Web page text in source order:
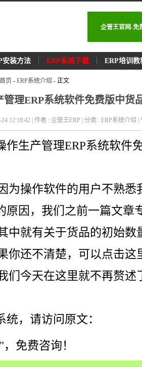
企管王官网-免
安装方法 ERP系统下载 ERP培训教
页 - ERP系统介绍 - 正文
管理ERP系统软件免费版中货
12:18:42 | 作者 : 企管王ERP | 分类 : ERP系统介绍 |
作生产管理ERP系统软件
为操作软件的用户不熟悉
原因，我们之前一篇文章
中就有关于货品的初始数
你还不清楚，可以点击这
们今天在这里就不再赘述
统，请访问原文：
免费咨询！